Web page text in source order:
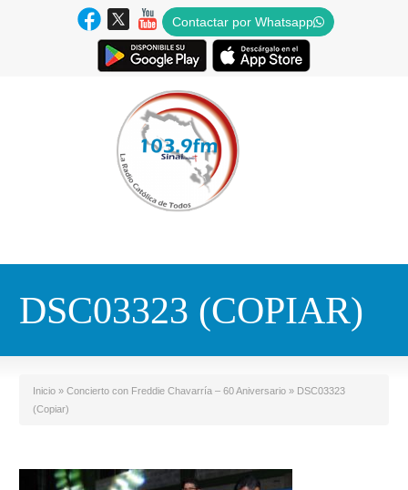
Contactar por Whatsapp
DSC03323 (COPIAR)
Inicio » Concierto con Freddie Chavarría – 60 Aniversario » DSC03323
(Copiar)